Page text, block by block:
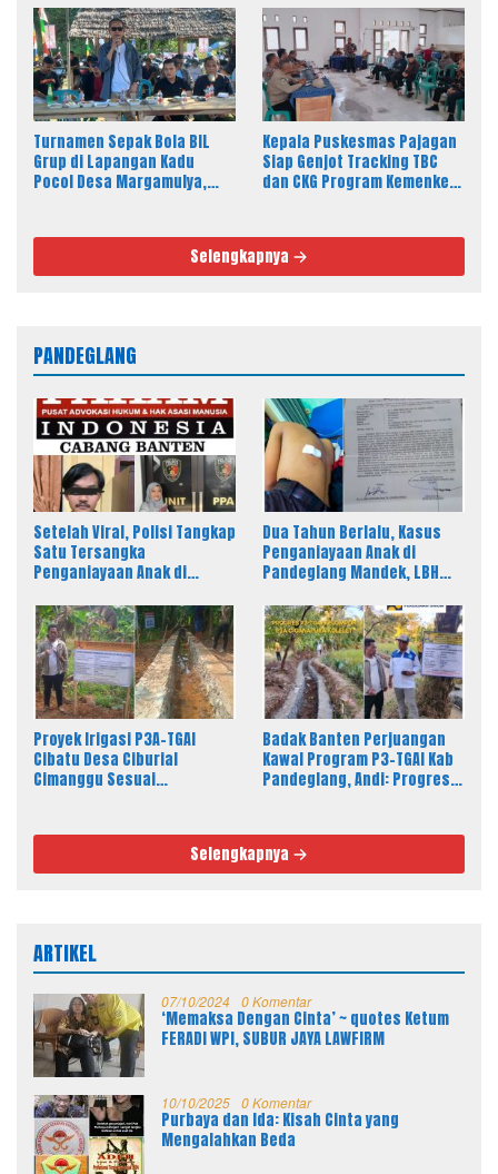
Disiplin dan Akhlak Santri
Perizinan PT PAM
Turnamen Sepak Bola BIL
Grup di Lapangan Kadu
Pocol Desa Margamulya,
Kepala Puskesmas Pajagan
Siap Genjot Tracking TBC
dan CKG Program Kemenkes
Selengkapnya
PANDEGLANG
Setelah Viral, Polisi Tangkap
Satu Tersangka
Penganiayaan Anak di
Banten Desak 4 Tersangka
Lain Segera Diproses
Dua Tahun Berlalu, Kasus
Penganiayaan Anak di
Pandeglang Mandek, LBH
Pelaku
Proyek Irigasi P3A-TGAI
Cibatu Desa Ciburial
Cimanggu Sesuai
Badak Banten Perjuangan
Kawal Program P3-TGAI Kab
Pandeglang, Andi: Progres
Selengkapnya
ARTIKEL
07/10/2024 0 Komentar
‘Memaksa Dengan Cinta’ ~ quotes Ketum
FERADI WPI, SUBUR JAYA LAWFIRM
10/10/2025 0 Komentar
Purbaya dan Ida: Kisah Cinta yang
Mengalahkan Beda